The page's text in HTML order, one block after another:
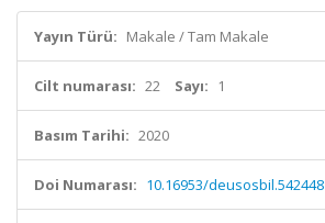
Yayın Türü: Makale / Tam Makale
Cilt numarası: 22 Sayı: 1
Basım Tarihi: 2020
Doi Numarası: 10.16953/deusosbil.542448